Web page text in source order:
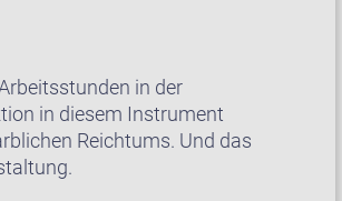
in der
in diesem Instrument
Reichtums. Und das